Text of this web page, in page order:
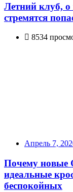
Летний клуб, о
стремятся
8534
Апрель 7,
Почему новые
идеальные
беспокойных